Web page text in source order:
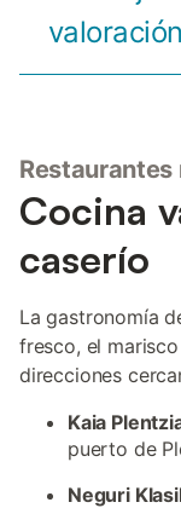
Restaurantes
Cocina
caserío
La gastronomía
fresco, el
direcciones
Kaia
puerto de
Neguri